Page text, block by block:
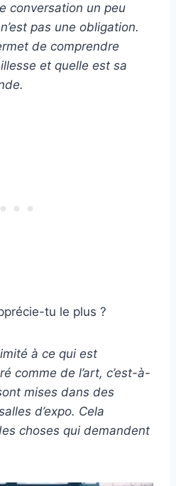
conversation un peu
pas une obligation.
de comprendre
et quelle est sa
tu le plus ?
à ce qui est
comme de l’art, c’est-à-
mises dans des
d’expo. Cela
choses qui demandent